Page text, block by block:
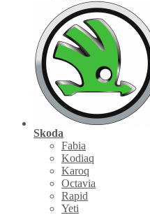
Skoda
Fabia
Kodiaq
Karoq
Octavia
Rapid
Yeti